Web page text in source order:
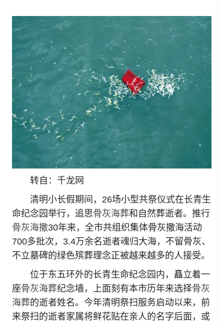
转自：千龙网
清明小长假期间，26场小型共祭仪式在长青生
命纪念园举行，追思骨灰海葬和自然葬逝者。推行
骨灰海撒30年来，全市共组织集体骨灰撒海活动
700多批次，3.4万余名逝者魂归大海，不留骨灰、
不立墓碑的绿色殡葬理念正被越来越多的人接受。
位于东五环外的长青生命纪念园内，矗立着一
座骨灰海葬纪念墙，上面刻有本市历年来选择骨灰
海葬的逝者姓名。今年清明祭扫服务启动以来，前
来祭扫的逝者家属将鲜花贴在亲人的名字后面，或